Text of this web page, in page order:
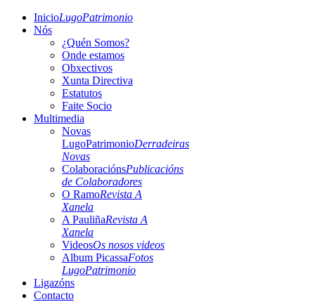
InicioLugoPatrimonio
Nós
¿Quén Somos?
Onde estamos
Obxectivos
Xunta Directiva
Estatutos
Faite Socio
Multimedia
Novas
LugoPatrimonioDerradeiras
Novas
ColaboraciónsPublicacións
de Colaboradores
O RamoRevista A
Xanela
A PauliñaRevista A
Xanela
VideosOs nosos videos
Album PicassaFotos
LugoPatrimonio
Ligazóns
Contacto